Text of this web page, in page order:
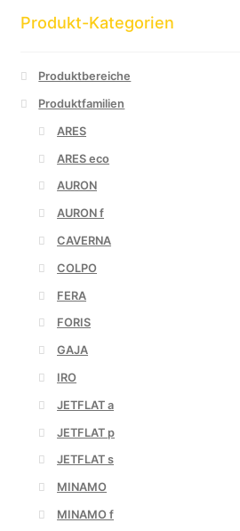
Produkt-Kategorien
Produktbereiche
Produktfamilien
ARES
ARES eco
AURON
AURON f
CAVERNA
COLPO
FERA
FORIS
GAJA
IRO
JETFLAT a
JETFLAT p
JETFLAT s
MINAMO
MINAMO f